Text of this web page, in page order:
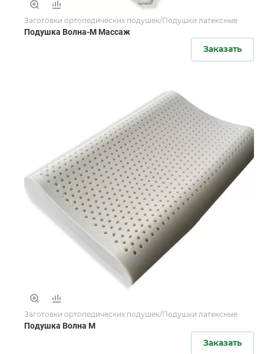
Заготовки ортопедических подушек/Подушки латексные
Подушка Волна-М Массаж
Заказать
Заготовки ортопедических подушек/Подушки латексные
Подушка Волна M
Заказать